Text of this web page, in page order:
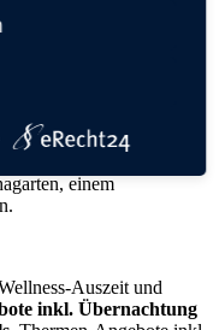
verschiedene
zu Verfügung sowie eine
einem
Auszeit und
inkl. Übernachtung